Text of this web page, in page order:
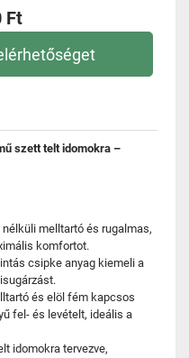
Ft
szett telt idomokra –
nélküli melltartó és rugalmas,
komfortot.
csipke anyag kiemeli a
és elöl fém kapcsos
fel- és levételt, ideális a
idomokra tervezve,